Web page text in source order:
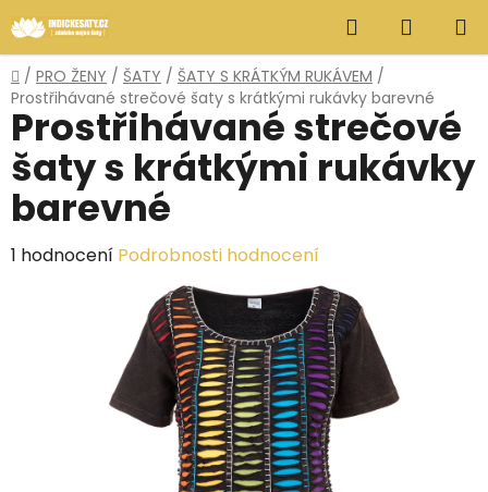
na
obsah
Hledat
KOŠÍK
Domů
/ PRO ŽENY / ŠATY / ŠATY S KRÁTKÝM RUKÁVEM /
Prostřihávané strečové šaty s krátkými rukávky barevné
Prostřihávané strečové
šaty s krátkými rukávky
barevné
Průměrné
1 hodnocení Podrobnosti hodnocení